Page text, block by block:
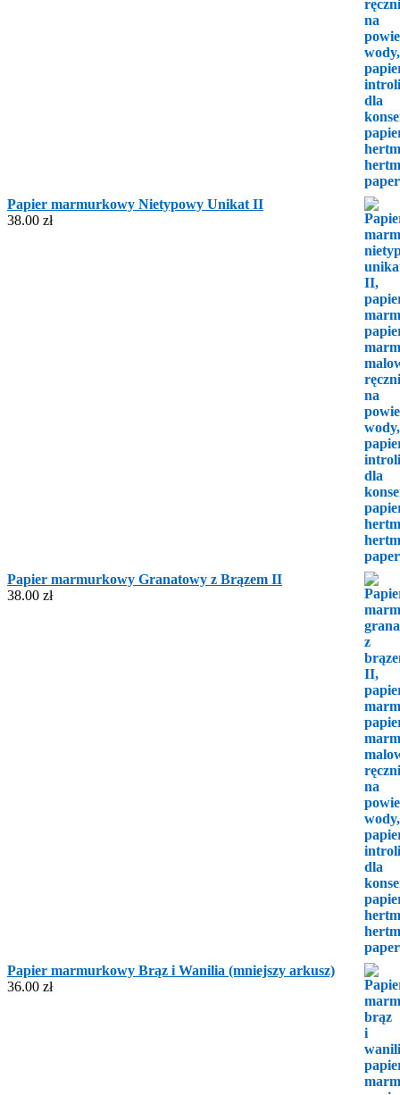
Papier marmurkowy Nietypowy Unikat II
38.00 zł
Papier marmurkowy Granatowy z Brązem II
38.00 zł
Papier marmurkowy Brąz i Wanilia (mniejszy arkusz)
36.00 zł